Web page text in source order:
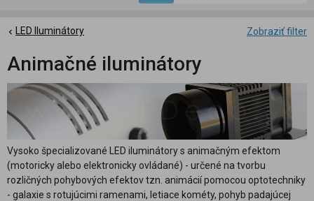
Zobraziť filter
LED Iluminátory
Animačné iluminátory
Vysoko špecializované LED iluminátory s animačným efektom
(motoricky alebo elektronicky ovládané) - určené na tvorbu
rozličných pohybových efektov tzn. animácií pomocou optotechniky
- galaxie s rotujúcimi ramenami, letiace kométy, pohyb padajúcej